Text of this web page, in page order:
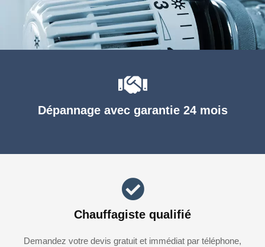
Dépannage avec garantie 24 mois
Chauffagiste qualifié
Demandez votre devis gratuit et immédiat par téléphone,